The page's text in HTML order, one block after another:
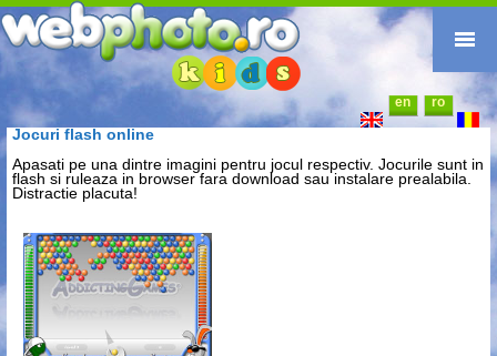
en ro
Prima pagină
Foto-reportaje
Web-design
Jocuri flash online
Apasati pe una dintre imagini pentru jocul respectiv. Jocurile sunt in
flash si ruleaza in browser fara download sau instalare prealabila.
Distractie placuta!